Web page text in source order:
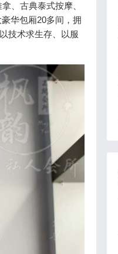
、古典泰式按摩、
华包厢20多间，拥
技术求生存、以服